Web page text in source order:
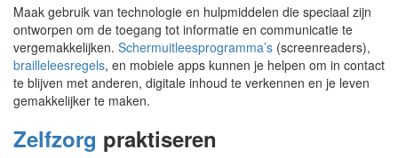
Maak gebruik van technologie en hulpmiddelen die speciaal zijn
ontworpen om de toegang tot informatie en communicatie te
vergemakkelijken. Schermuitleesprogramma’s (screenreaders),
brailleleesregels, en mobiele apps kunnen je helpen om in contact
te blijven met anderen, digitale inhoud te verkennen en je leven
gemakkelijker te maken.
Zelfzorg praktiseren